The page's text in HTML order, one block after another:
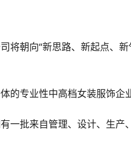
将朝向“新思路、新起点
专业性中高档女装服饰企
一批来自管理、设计、生